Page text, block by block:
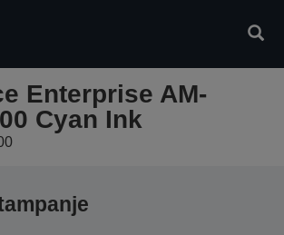
Enterprise AM-
Cyan Ink